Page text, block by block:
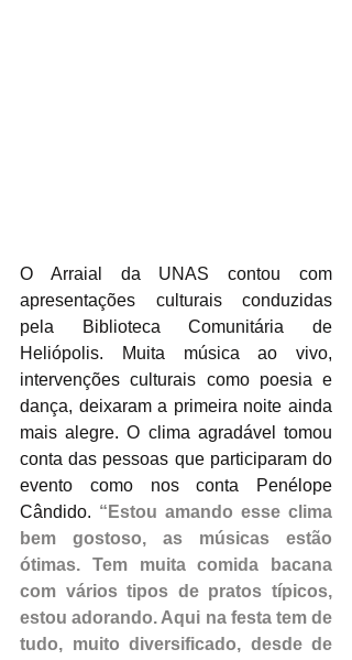
O Arraial da UNAS contou com
apresentações culturais conduzidas
pela Biblioteca Comunitária de
Heliópolis. Muita música ao vivo,
intervenções culturais como poesia e
dança, deixaram a primeira noite ainda
mais alegre. O clima agradável tomou
conta das pessoas que participaram do
evento como nos conta Penélope
Cândido. “Estou amando esse clima
bem gostoso, as músicas estão
ótimas. Tem muita comida bacana
com vários tipos de pratos típicos,
estou adorando. Aqui na festa tem de
tudo, muito diversificado, desde de